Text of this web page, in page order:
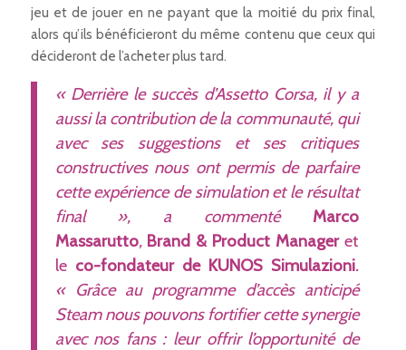
jeu et de jouer en ne payant que la moitié du prix final,
alors qu’ils bénéficieront du même contenu que ceux qui
décideront de l’acheter plus tard.
« Derrière le succès d’Assetto Corsa, il y a
aussi la contribution de la communauté, qui
avec ses suggestions et ses critiques
constructives nous ont permis de parfaire
cette expérience de simulation et le résultat
final », a commenté Marco
Massarutto, Brand & Product Manageret
le co-fondateur de KUNOS Simulazioni.
« Grâce au programme d’accès anticipé
Steam nous pouvons fortifier cette synergie
avec nos fans : leur offrir l’opportunité de